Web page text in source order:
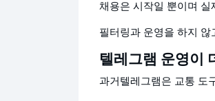
채용은 시작일 뿐이며
필터링과 운영을 하지
텔레그램 운영이
과거 텔레그램은 교통 도